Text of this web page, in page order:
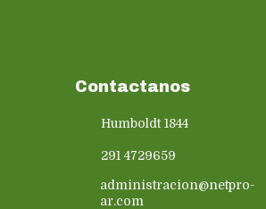
Contactanos
Humboldt 1844
291 4729659
administracion@netpro-
ar.com